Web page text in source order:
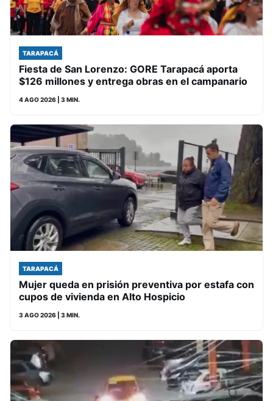
TARAPACÁ
Fiesta de San Lorenzo: GORE Tarapacá aporta
$126 millones y entrega obras en el campanario
4 AGO 2026 | 3 MIN.
TARAPACÁ
Mujer queda en prisión preventiva por estafa con
cupos de vivienda en Alto Hospicio
3 AGO 2026 | 3 MIN.